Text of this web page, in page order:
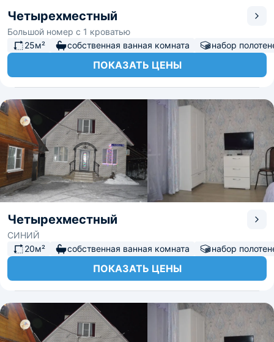
Четырехместный
Большой номер с 1 кроватью
25м²
собственная ванная комната набор
ПОКАЗАТЬ ЦЕНЫ
Четырехместный
СИНИЙ
20м²
собственная ванная комната набор
ПОКАЗАТЬ ЦЕНЫ